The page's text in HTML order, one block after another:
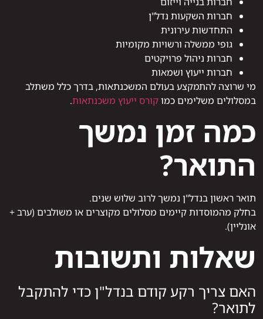
חברות השקעות נדל"ן
התחדשות עירונית
גופי ממשלה ורשויות מקומיות
חברות ניהול פרויקטים
חברות ייעוץ ושמאות
מי שרוצה להתמקצע בעולם המשכנתאות, בדרך כלל משתלב
במסלולים משלימים כמוקורס ייעוץ משכנתאות.
כמה זמן נמשך
התואר?
תואר ראשון בנדל"ן נמשך לרוב שלוש שנים.
בחלק מהמוסדות קיימים מסלולים מקוצרים או משולבים (ערב +
אונליין).
שאלות ותשובות
האם צריך רקע קודם בנדל"ן כדי להתקבל
לתואר?